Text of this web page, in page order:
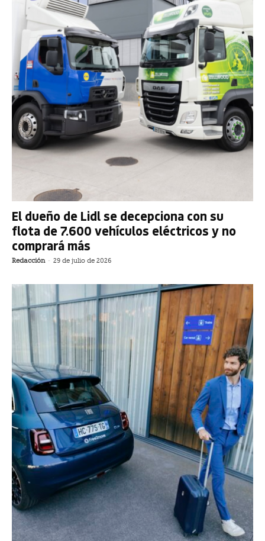
El dueño de Lidl se decepciona con su
flota de 7.600 vehículos eléctricos y no
comprará más
Redacción - 29 de julio de 2026